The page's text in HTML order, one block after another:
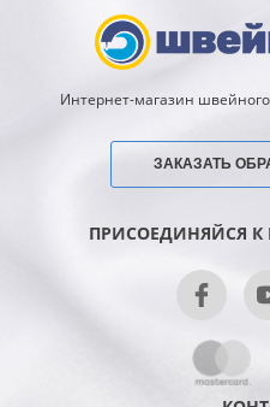
Интернет-магазин
ЗАКАЗАТЬ
ПРИСОЕДИНЯЙСЯ